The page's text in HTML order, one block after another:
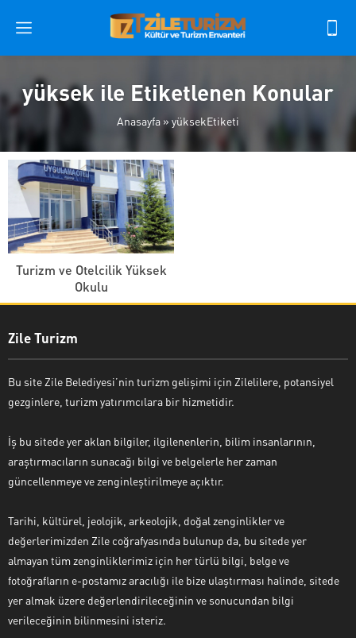
yüksek ile Etiketlenen Konular
Anasayfa » yüksekEtiketi
Turizm ve Otelcilik Yüksek
Okulu
Zile Turizm
Bu site Zile Belediyesi’nin turizm gelişimi için Zilelilere, potansiyel
gezginlere, turizm yatırımcılara bir hizmetidir.
İş bu sitede yer aklan bilgiler, ilgilenenlerin, bilim insanlarının,
araştırmacıların sunacağı bilgi ve belgelerle her zaman
güncellenmeye ve zenginleştirilmeye açıktır.
Tarihi, kültürel, jeolojik, arkeolojik, doğal zenginlikler ve
değerlerimizden Zile coğrafyasında bulunup da, bu sitede yer
almayan tüm zenginliklerimiz için her türlü bilgi, belge ve
fotoğrafların e-postamız aracılığı ile bize ulaştırması halinde, sitede
yer almak üzere değerlendirileceğinin ve sonucundan bilgi
verileceğinin bilinmesini isteriz.